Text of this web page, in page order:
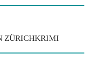
ZÜRICHKRIMI